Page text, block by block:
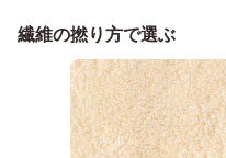
繊維の撚り方で選ぶ